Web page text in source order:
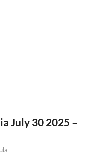
July 30 2025 –